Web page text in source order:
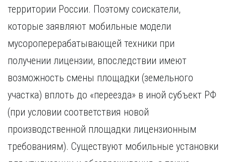
территории России. Поэтому соискатели,
которые заявляют мобильные модели
мусороперерабатывающей техники при
получении лицензии, впоследствии имеют
возможность смены площадки (земельного
участка) вплоть до «переезда» в иной субъект РФ
(при условии соответствия новой
производственной площадки лицензионным
требованиям). Существуют мобильные установки